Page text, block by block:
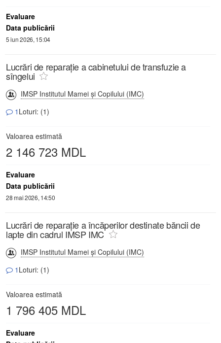
Evaluare
Data publicării
5 iun 2026, 15:04
Lucrări de reparație a cabinetului de transfuzie a
sîngelui
IMSP Institutul Mamei și Copilului (IMC)
1 Loturi: (1)
Valoarea estimată
2 146 723 MDL
Evaluare
Data publicării
28 mai 2026, 14:50
Lucrări de reparație a încăperilor destinate băncii de
lapte din cadrul IMSP IMC
IMSP Institutul Mamei și Copilului (IMC)
1 Loturi: (1)
Valoarea estimată
1 796 405 MDL
Evaluare